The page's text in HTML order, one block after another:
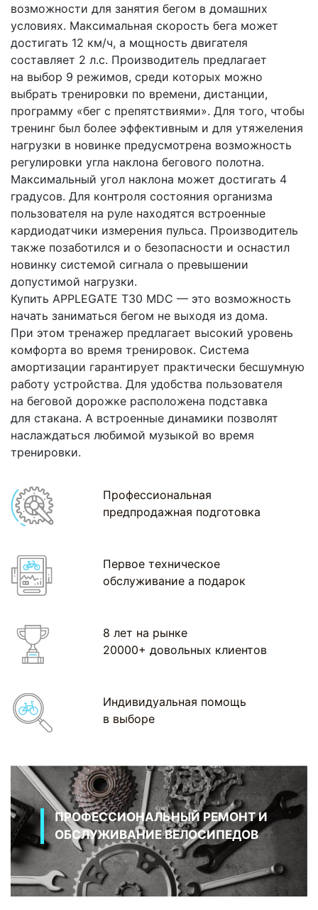
возможности для занятия бегом в домашних
условиях. Максимальная скорость бега может
достигать 12 км/ч, а мощность двигателя
составляет 2 л.с. Производитель предлагает
на выбор 9 режимов, среди которых можно
выбрать тренировки по времени, дистанции,
программу «бег с препятствиями». Для того, чтобы
тренинг был более эффективным и для утяжеления
нагрузки в новинке предусмотрена возможность
регулировки угла наклона бегового полотна.
Максимальный угол наклона может достигать 4
градусов. Для контроля состояния организма
пользователя на руле находятся встроенные
кардиодатчики измерения пульса. Производитель
также позаботился и о безопасности и оснастил
новинку системой сигнала о превышении
допустимой нагрузки.
Купить APPLEGATE T30 МDC — это возможность
начать заниматься бегом не выходя из дома.
При этом тренажер предлагает высокий уровень
комфорта во время тренировок. Система
амортизации гарантирует практически бесшумную
работу устройства. Для удобства пользователя
на беговой дорожке расположена подставка
для стакана. А встроенные динамики позволят
наслаждаться любимой музыкой во время
тренировки.
Профессиональная
предпродажная подготовка
Первое техническое
обслуживание а подарок
8 лет на рынке
20000+ довольных клиентов
Индивидуальная помощь
в выборе
ПРОФЕССИОНАЛЬНЫЙ РЕМОНТ И
ОБСЛУЖИВАНИЕ ВЕЛОСИПЕДОВ